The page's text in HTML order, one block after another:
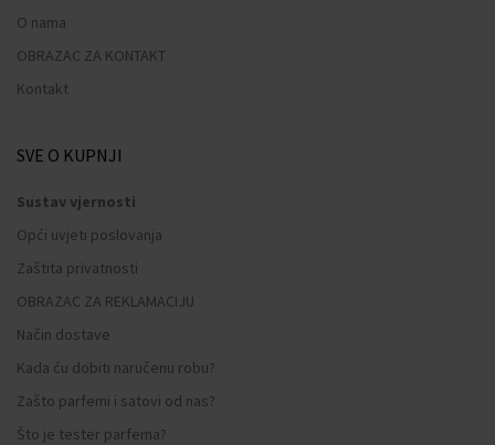
O nama
OBRAZAC ZA KONTAKT
Kontakt
SVE O KUPNJI
Sustav vjernosti
Opći uvjeti poslovanja
Zaštita privatnosti
OBRAZAC ZA REKLAMACIJU
Način dostave
Kada ću dobiti naručenu robu?
Zašto parfemi i satovi od nas?
Što je tester parfema?